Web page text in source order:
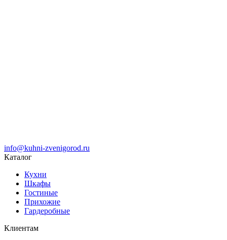
info@kuhni-zvenigorod.ru
Каталог
Кухни
Шкафы
Гостиные
Прихожие
Гардеробные
Клиентам